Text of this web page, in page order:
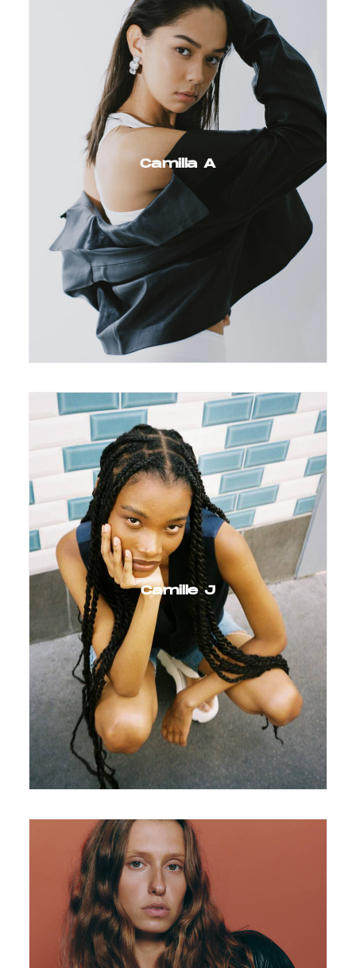
Camilla A
Camille J